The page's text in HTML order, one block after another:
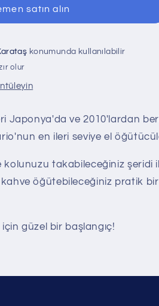
satın alın
konumunda kullanılabilir
olur
Japonya'da ve 2010'lardan
en ileri seviye el
kolunuzu takabileceğiniz şeridi
öğütebileceğiniz pratik
güzel bir başlangıç!